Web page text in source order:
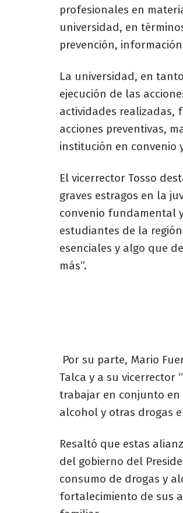
profesionales en
universidad, en
prevención,
La universidad, en
ejecución de las
actividades realizadas,
acciones preventivas,
institución en convenio
El vicerrector Tosso
graves estragos en la
convenio fundamental
estudiantes de la
esenciales y algo que
más”.
Por su parte, Mario
Talca y a su vicerrector
trabajar en conjunto en
alcohol y otras drogas
Resaltó que estas
del gobierno del
consumo de drogas y
fortalecimiento de sus